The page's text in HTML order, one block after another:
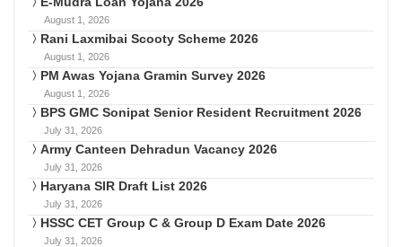
August 1, 2026
Rani Laxmibai Scooty Scheme 2026
August 1, 2026
PM Awas Yojana Gramin Survey 2026
August 1, 2026
BPS GMC Sonipat Senior Resident Recruitment 2026
July 31, 2026
Army Canteen Dehradun Vacancy 2026
July 31, 2026
Haryana SIR Draft List 2026
July 31, 2026
HSSC CET Group C & Group D Exam Date 2026
July 31, 2026